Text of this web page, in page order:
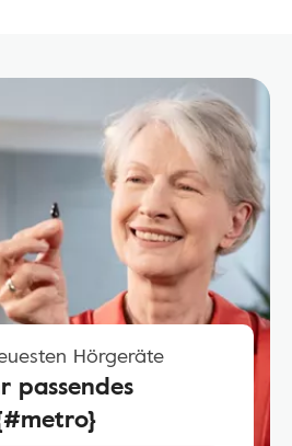
Hörgeräte
passendes